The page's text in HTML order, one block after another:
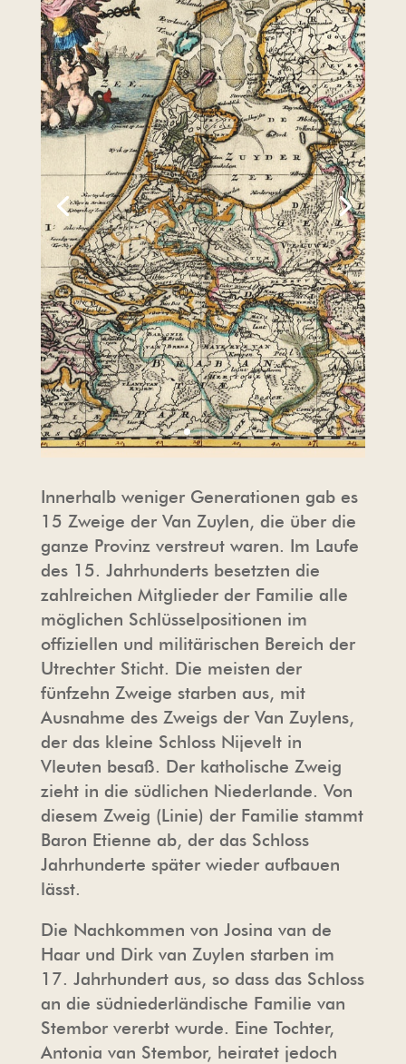
GASTFREUNDSCHAFT
Innerhalb weniger Generationen gab es
15 Zweige der Van Zuylen, die über die
ganze Provinz verstreut waren. Im Laufe
des 15. Jahrhunderts besetzten die
zahlreichen Mitglieder der Familie alle
möglichen Schlüsselpositionen im
offiziellen und militärischen Bereich der
Utrechter Sticht. Die meisten der
fünfzehn Zweige starben aus, mit
Ausnahme des Zweigs der Van Zuylens,
der das kleine Schloss Nijevelt in
Vleuten besaß. Der katholische Zweig
zieht in die südlichen Niederlande. Von
diesem Zweig (Linie) der Familie stammt
Baron Etienne ab, der das Schloss
Jahrhunderte später wieder aufbauen
lässt.
Die Nachkommen von Josina van de
Haar und Dirk van Zuylen starben im
17. Jahrhundert aus, so dass das Schloss
an die südniederländische Familie van
Stembor vererbt wurde. Eine Tochter,
Antonia van Stembor, heiratet jedoch